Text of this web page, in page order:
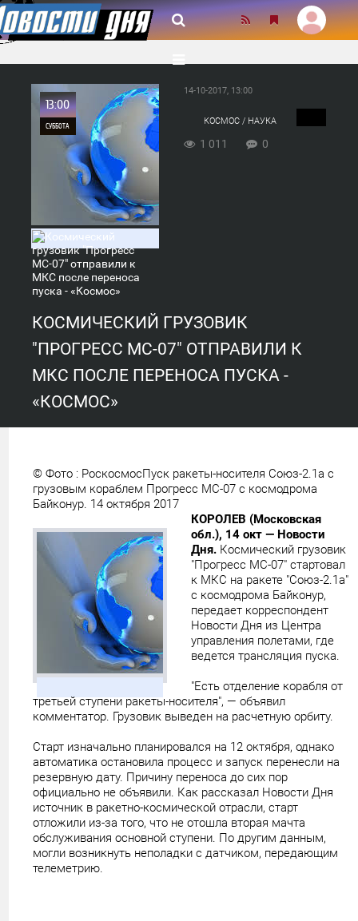
13:00
СУББОТА
14-10-2017, 13:00
КОСМОС / НАУКА
1 011 0
КОСМИЧЕСКИЙ ГРУЗОВИК
"ПРОГРЕСС МС-07" ОТПРАВИЛИ К
МКС ПОСЛЕ ПЕРЕНОСА ПУСКА -
«КОСМОС»
© Фото : РоскосмосПуск ракеты-носителя Союз-2.1а с
грузовым кораблем Прогресс МС-07 с космодрома
Байконур. 14 октября 2017
КОРОЛEВ (Московская
обл.), 14 окт — Новости
Дня. Космический грузовик
"Прогресс МС-07" стартовал
к МКС на ракете "Союз-2.1а"
с космодрома Байконур,
передает корреспондент
Новости Дня из Центра
управления полетами, где
ведется трансляция пуска.
"Есть отделение корабля от
третьей ступени ракеты-носителя", — объявил
комментатор. Грузовик выведен на расчетную орбиту.
Старт изначально планировался на 12 октября, однако
автоматика остановила процесс и запуск перенесли на
резервную дату. Причину переноса до сих пор
официально не объявили. Как рассказал Новости Дня
источник в ракетно-космической отрасли, старт
отложили из-за того, что не отошла вторая мачта
обслуживания основной ступени. По другим данным,
могли возникнуть неполадки с датчиком, передающим
телеметрию.